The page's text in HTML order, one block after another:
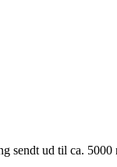
sendt ud til ca. 5000